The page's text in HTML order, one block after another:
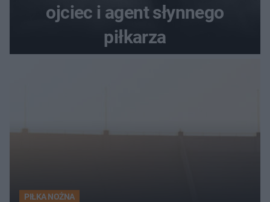
ojciec i agent słynnego
piłkarza
PIŁKA NOŻNA